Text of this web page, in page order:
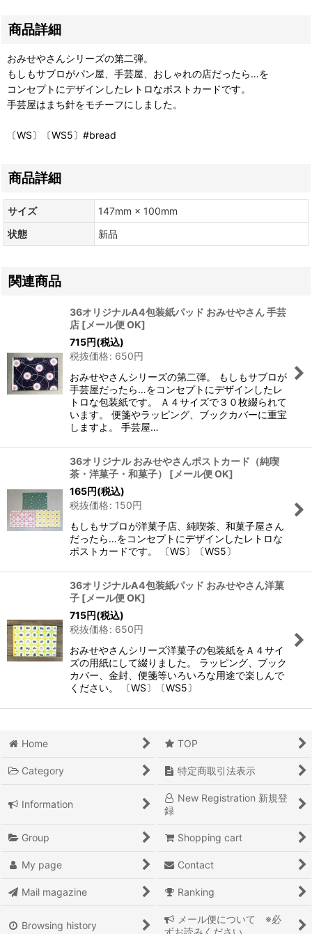
商品詳細
おみせやさんシリーズの第二弾。
もしもサブロがパン屋、手芸屋、おしゃれの店だったら…を
コンセプトにデザインしたレトロなポストカードです。
手芸屋はまち針をモチーフにしました。
〔WS〕〔WS5〕#bread
商品詳細
サイズ
147mm × 100mm
状態
新品
関連商品
36オリジナルA4包装紙パッド おみせやさん 手芸
店 [メール便 OK]
715円(税込)
税抜価格: 650円
おみせやさんシリーズの第二弾。 もしもサブロが
手芸屋だったら…をコンセプトにデザインしたレ
トロな包装紙です。 Ａ４サイズで３０枚綴られて
います。 便箋やラッピング、ブックカバーに重宝
しますよ。 手芸屋…
36オリジナル おみせやさんポストカード（純喫
茶・洋菓子・和菓子）
[メール便 OK]
165円(税込)
税抜価格: 150円
もしもサブロが洋菓子店、純喫茶、和菓子屋さん
だったら…をコンセプトにデザインしたレトロな
ポストカードです。 〔WS〕〔WS5〕
36オリジナルA4包装紙パッド おみせやさん洋菓
子 [メール便 OK]
715円(税込)
税抜価格: 650円
おみせやさんシリーズ洋菓子の包装紙をＡ４サイ
ズの用紙にして綴りました。 ラッピング、ブック
カバー、金封、便箋等いろいろな用途で楽しんで
ください。 〔WS〕〔WS5〕
Home TOP
Category 特定商取引法表示
Information
New Registration 新規登
録
Group Shopping cart
My page Contact
Mail magazine Ranking
Browsing history
メール便について ※必
ずお読みください。